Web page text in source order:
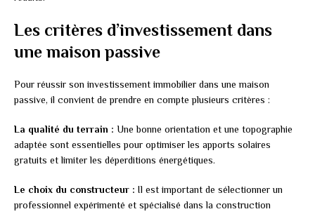
Les critères d’investissement dans
une maison passive
Pour réussir son investissement immobilier dans une maison
passive, il convient de prendre en compte plusieurs critères :
La qualité du terrain : Une bonne orientation et une topographie
adaptée sont essentielles pour optimiser les apports solaires
gratuits et limiter les déperditions énergétiques.
Le choix du constructeur : Il est important de sélectionner un
professionnel expérimenté et spécialisé dans la construction